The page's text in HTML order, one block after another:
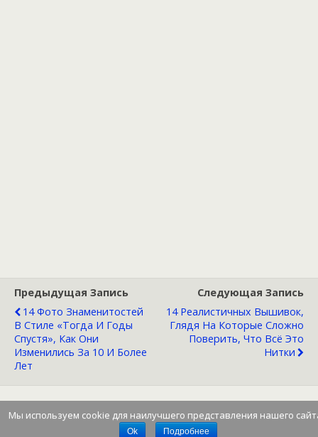
Предыдущая Запись
14 Фото Знаменитостей
В Стиле «тогда И Годы
Спустя», Как Они
Изменились За 10 И Более
Лет
Следующая Запись
14 Реалистичных Вышивок,
Глядя На Которые Сложно
Поверить, Что Всё Это
Нитки
Мы используем cookie для наилучшего представления нашего
Ok Подробнее
Наверх